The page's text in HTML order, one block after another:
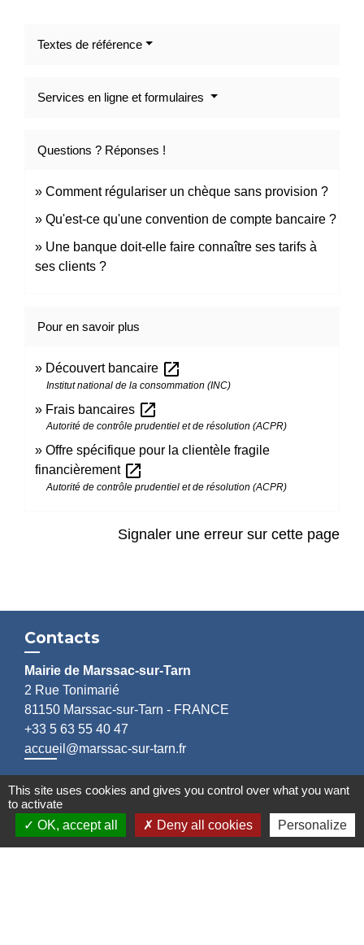
Textes de référence
Services en ligne et formulaires
Questions ? Réponses !
Comment régulariser un chèque sans provision ?
Qu'est-ce qu'une convention de compte bancaire ?
Une banque doit-elle faire connaître ses tarifs à
ses clients ?
Pour en savoir plus
Découvert bancaire open_in_new
Institut national de la consommation (INC)
Frais bancaires open_in_new
Autorité de contrôle prudentiel et de résolution (ACPR)
Offre spécifique pour la clientèle fragile
financièrement open_in_new
Autorité de contrôle prudentiel et de résolution (ACPR)
Signaler une erreur sur cette page
Contacts
Mairie de Marssac-sur-Tarn
2 Rue Tonimarié
81150 Marssac-sur-Tarn - FRANCE
+33 5 63 55 40 47
accueil@marssac-sur-tarn.fr
Lien vers les HORAIRES et CONTACTS
de chaque service
This site uses cookies and gives you control over what you want
to activate
OK, accept all
Deny all cookies Personalize